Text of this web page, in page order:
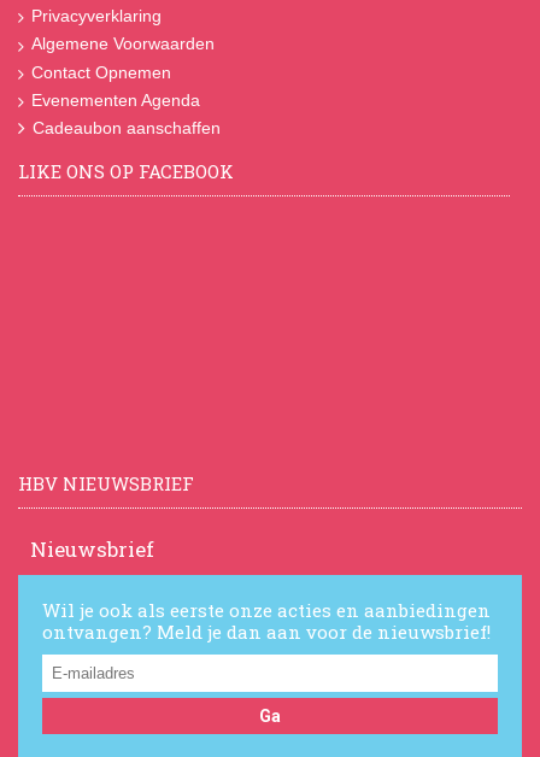
Privacyverklaring
Algemene Voorwaarden
Contact Opnemen
Evenementen Agenda
Cadeaubon aanschaffen
LIKE ONS OP FACEBOOK
HBV NIEUWSBRIEF
Nieuwsbrief
Wil je ook als eerste onze acties en aanbiedingen
ontvangen? Meld je dan aan voor de nieuwsbrief!
Ga